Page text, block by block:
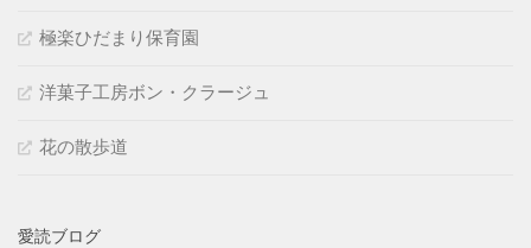
極楽ひだまり保育園
洋菓子工房ボン・クラージュ
花の散歩道
愛読ブログ